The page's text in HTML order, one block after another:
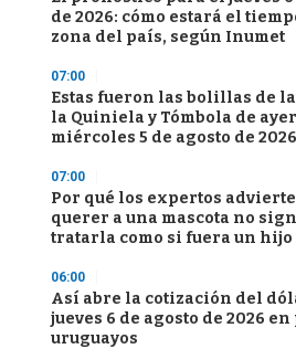
de 2026: cómo estará el
zona del país, según Inumet
07:00
Estas fueron las bolillas de
la Quiniela y Tómbola de ayer
miércoles 5 de agosto de 2026
07:00
Por qué los expertos
querer a una mascota no
tratarla como si fuera un hijo
06:00
Así abre la cotización del
jueves 6 de agosto de 2026 en
uruguayos